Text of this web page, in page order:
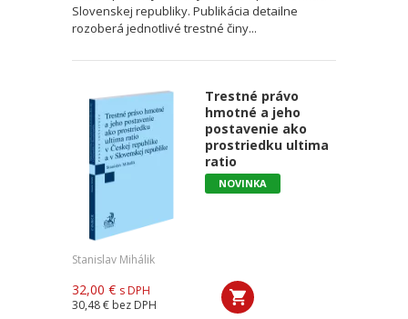
Slovenskej republiky. Publikácia detailne
rozoberá jednotlivé trestné činy...
Trestné právo
hmotné a jeho
postavenie ako
prostriedku ultima
ratio
NOVINKA
Stanislav Mihálik
32,00 € s DPH
30,48 € bez DPH